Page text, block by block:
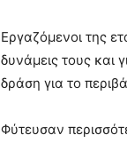
Εργαζόμενοι της
δυνάμεις τους και
δράση για το
Φύτευσαν